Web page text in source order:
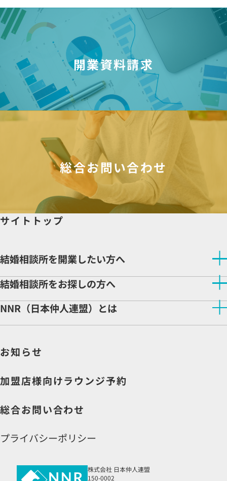
開業資料請求
総合お問い合わせ
サイトトップ
結婚相談所を開業したい方へ
結婚相談所を開業したい方へトップ
NNRが選ばれる理由
開業サポート
収益モデル
説明会申込
資料請求
結婚相談所をお探しの方へ
結婚相談所をお探しの方へトップ
相談所検索
NNR（日本仲人連盟）とは
会社情報
お知らせ
加盟店様向けラウンジ予約
総合お問い合わせ
プライバシーポリシー
株式会社 日本仲人連盟
150-0002